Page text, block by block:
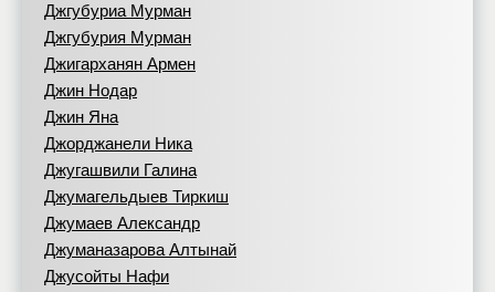
Джгубуриа Мурман
Джгубурия Мурман
Джигарханян Армен
Джин Нодар
Джин Яна
Джорджанели Ника
Джугашвили Галина
Джумагельдыев Тиркиш
Джумаев Александр
Джуманазарова Алтынай
Джусойты Нафи